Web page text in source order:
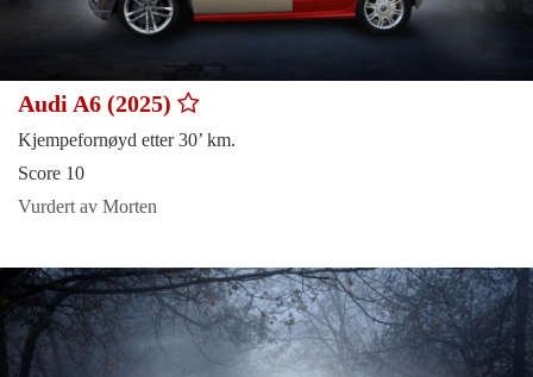
Audi A6 (2025)
Kjempefornøyd etter 30’ km.
Score 10
Vurdert av Morten